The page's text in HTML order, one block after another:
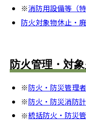
※消防用設備等（
防火対象物休止・
防火管理・対
※防火・防災管理
※防火・防災消防
※統括防火・防災